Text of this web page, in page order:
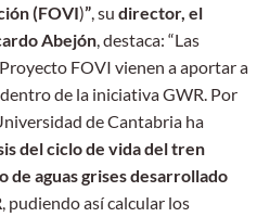
(FOVI)”, su director, el
Abejón, destaca: “Las
FOVI vienen a aportar a
de la iniciativa GWR. Por
de Cantabria ha
del ciclo de vida del tren
aguas grises desarrollado
, pudiendo así calcular los